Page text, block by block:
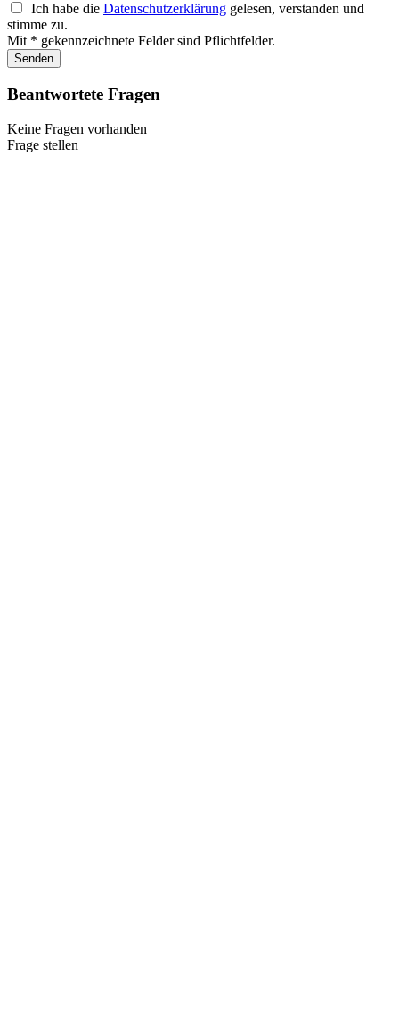
Ich habe die Datenschutzerklärung gelesen, verstanden und
stimme zu.
Mit * gekennzeichnete Felder sind Pflichtfelder.
Senden
Beantwortete Fragen
Keine Fragen vorhanden
Frage stellen